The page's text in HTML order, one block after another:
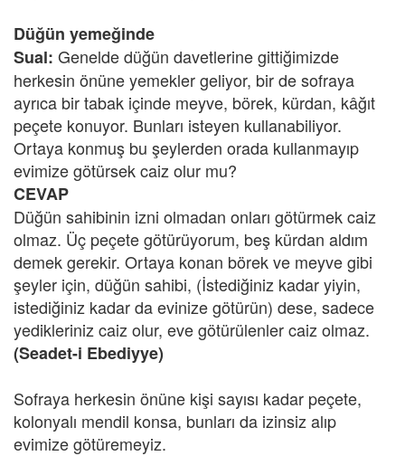
Düğün yemeğinde
Sual: Genelde düğün davetlerine gittiğimizde
herkesin önüne yemekler geliyor, bir de sofraya
ayrıca bir tabak içinde meyve, börek, kürdan, kâğıt
peçete konuyor. Bunları isteyen kullanabiliyor.
Ortaya konmuş bu şeylerden orada kullanmayıp
evimize götürsek caiz olur mu?
CEVAP
Düğün sahibinin izni olmadan onları götürmek caiz
olmaz. Üç peçete götürüyorum, beş kürdan aldım
demek gerekir. Ortaya konan börek ve meyve gibi
şeyler için, düğün sahibi, (İstediğiniz kadar yiyin,
istediğiniz kadar da evinize götürün) dese, sadece
yedikleriniz caiz olur, eve götürülenler caiz olmaz.
(Seadet-i Ebediyye)
Sofraya herkesin önüne kişi sayısı kadar peçete,
kolonyalı mendil konsa, bunları da izinsiz alıp
evimize götüremeyiz.